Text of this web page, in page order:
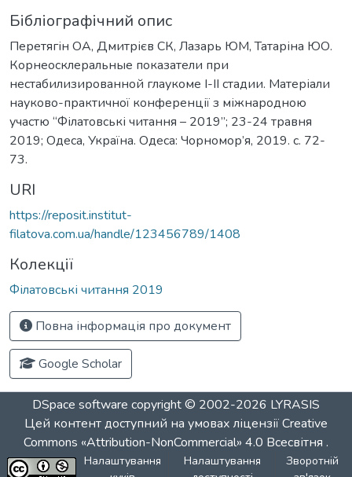
Бібліографічний опис
Перетягін ОА, Дмитрієв СК, Лазарь ЮМ, Татаріна ЮО.
Корнеосклеральные показатели при
нестабилизированной глаукоме І-ІІ стадии. Матеріали
науково-практичної конференції з міжнародною
участю “Філатовські читання – 2019”; 23-24 травня
2019; Одеса, Україна. Одеса: Чорномор’я, 2019. c. 72-
73.
URI
https://reposit.institut-
filatova.com.ua/handle/123456789/1408
Колекції
Філатовські читання 2019
Повна інформація про документ
Google Scholar
DSpace software copyright © 2002-2026 LYRASIS
Цей контент доступний на умовах ліцензіїCreative
Commons «Attribution-NonCommercial» 4.0 Всесвітня .
Налаштування
Налаштування
Зворотній